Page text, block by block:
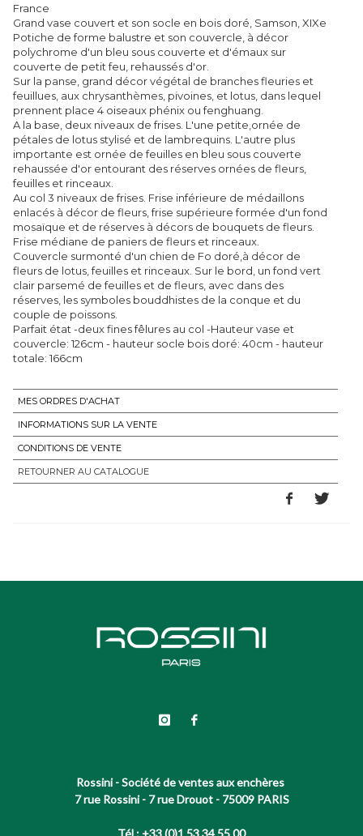
France
Grand vase couvert et son socle en bois doré, Samson, XIXe
Potiche de forme balustre et son couvercle, à décor
polychrome d'un bleu sous couverte et d'émaux sur
couverte de petit feu, rehaussés d'or.
Sur la panse, grand décor végétal de branches fleuries et
feuillues, aux chrysanthèmes, pivoines, et lotus, dans lequel
prennent place 4 oiseaux phénix ou fenghuang.
A la base, deux niveaux de frises. L'une petite,ornée de
pétales de lotus stylisé et de lambrequins. L'autre plus
importante est ornée de feuilles en bleu sous couverte
rehaussée d'or entourant des réserves ornées de fleurs,
feuilles et rinceaux.
Au col 3 niveaux de frises. Frise inférieure de médaillons
enlacés à décor de fleurs, frise supérieure formée d'un fond
mosaïque et de réserves à décors de bouquets de fleurs.
Frise médiane de paniers de fleurs et rinceaux.
Couvercle surmonté d'un chien de Fo doré,à décor de
fleurs de lotus, feuilles et rinceaux. Sur le bord, un fond vert
clair parsemé de feuilles et de fleurs, avec dans des
réserves, les symboles bouddhistes de la conque et du
couple de poissons.
Parfait état -deux fines fêlures au col -Hauteur vase et
couvercle: 126cm - hauteur socle bois doré: 40cm - hauteur
MES ORDRES D'ACHAT
INFORMATIONS SUR LA VENTE
CONDITIONS DE VENTE
RETOURNER AU CATALOGUE
Rossini - Société de ventes aux enchères
7 rue Rossini - 7 rue Drouot - 75009 PARIS
Tél : +33 (0)1 53 34 55 00